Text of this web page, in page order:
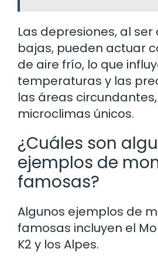
Las depresiones, al
bajas, pueden actuar
de aire frío, lo que
temperaturas y las
las áreas
microclimas únicos.
¿Cuáles son
ejemplos de
famosas?
Algunos ejemplos de
famosas incluyen el
K2 y los Alpes.